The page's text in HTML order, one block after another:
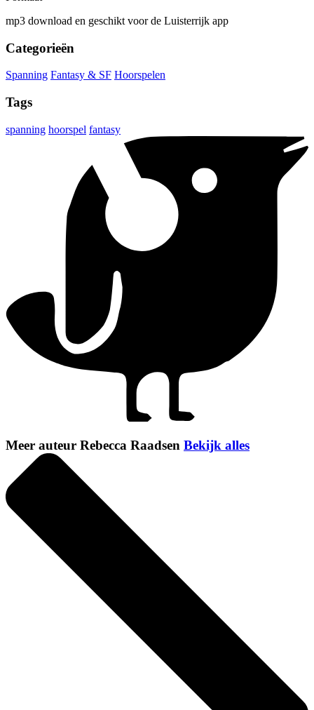
mp3 download en geschikt voor de Luisterrijk app
Categorieën
Spanning Fantasy & SF Hoorspelen
Tags
spanning hoorspel fantasy
Meer auteur Rebecca Raadsen Bekijk alles